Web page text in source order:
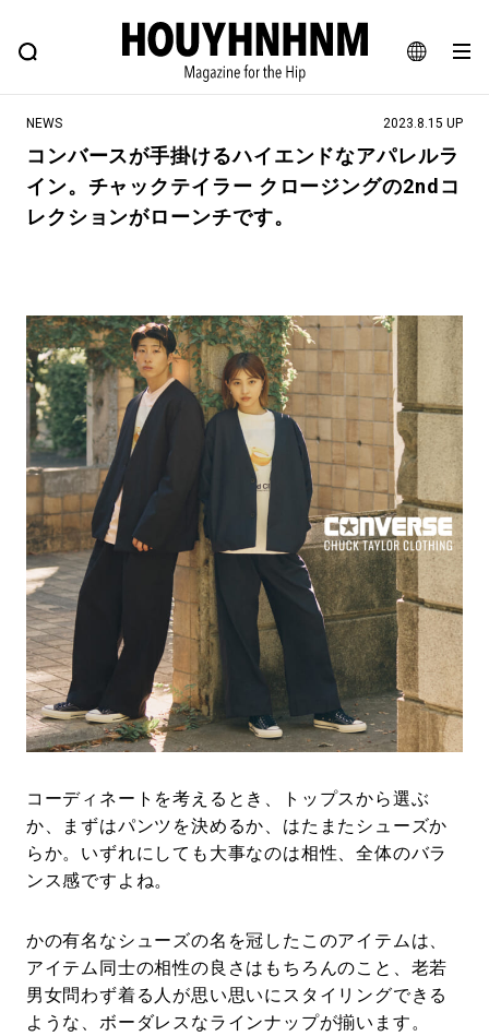
JA
EN
FEATURE BLOG SNAP
ヒップなファッション、カルチャー、ライフスタイルWEBマガジン
#注目のタグ
#NEW VINTAGE #マイナーグッド図鑑
#路地裏てぃーん。 #MONTHLY JOURNAL
#GH 銘品の所以 #フイナムのYouTube
#Commune H #FOCUS IT #AH.H
#ととけん #FASHION #MUSIC #MOVIE
#LIFESTYLE #OUTDOOR
#SPORTS #HANDSOME HANDBOOK
NEWS 2023.8.15 UP
コンバースが手掛けるハイエンドなアパレルラ
イン。チャックテイラー クロージングの2ndコ
レクションがローンチです。
コーディネートを考えるとき、トップスから選ぶ
か、まずはパンツを決めるか、はたまたシューズか
らか。いずれにしても大事なのは相性、全体のバラ
ンス感ですよね。
かの有名なシューズの名を冠したこのアイテムは、
アイテム同士の相性の良さはもちろんのこと、老若
男女問わず着る人が思い思いにスタイリングできる
ような、ボーダレスなラインナップが揃います。